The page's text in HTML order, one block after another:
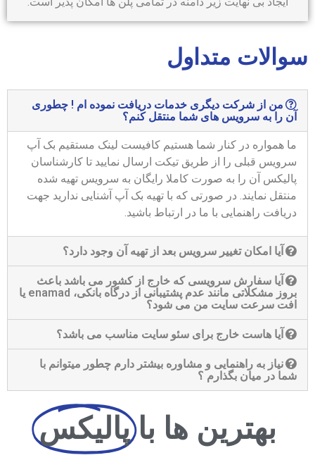
سوالات متداول
من از شرکت دیگری خدمات دریافت نموده ام ! چطوری
آن را به سرویس های شما منتقل کنم؟
ما همواره در کنار شما هستیم کافیست لینک مستقیم بک آپ
سرویس قبلی را از طریق تیکت ارسال نمایید تا کارشناسان
پالیکس آن را به صورت کاملا رایگان به سرویس تهیه شده
منتقل نمایند. در صورتی که با تهیه بک آپ آشنایی ندارید جهت
دریافت راهنمایی با ما در ارتباط باشید.
آیا امکان تغییر سرویس بعد از تهیه آن وجود دارد؟
آیا سفارش سرویسی که خارج از کشور می باشد باعث
بروز مشکلاتی مانند عدم پشتیبانی از درگاه بانکی، enamad یا
افت سرعت سایت من می شود؟
آیا هاست خارج برای سئو سایت مناسب می باشد؟
نیاز به راهنمایی و مشاوره بیشتر دارم چطور میتوانم با
شما در میان بگذارم ؟
بهترین ها با پالیکس